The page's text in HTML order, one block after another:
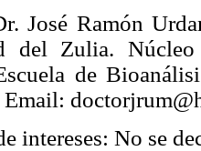
José Ramón
del Zulia.
de
Email:
intereses: No se